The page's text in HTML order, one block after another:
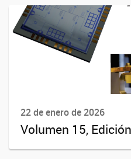
22 de enero de 2026
Volumen 15,